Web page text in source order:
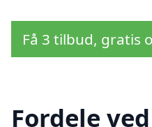
Få 3 tilbud, gratis
Fordele